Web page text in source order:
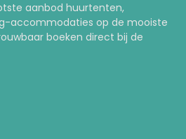
aanbod huurtenten,
accommodaties op de mooiste
boeken direct bij de